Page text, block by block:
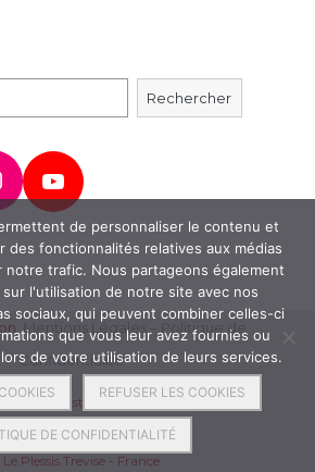
Rechercher
Mentions Légales
Politique de
Confidentialité
info@vizstation.com
06 45 51 63 30
Le Plessis Trevise - France
de personnaliser le contenu et
des fonctionnalités relatives aux médias
notre trafic. Nous partageons également
l'utilisation de notre site avec nos
sociaux, qui peuvent combiner celles-ci
que vous leur avez fournies ou
de votre utilisation de leurs services.
REFUSER LES COOKIES
DE CONFIDENTIALITÉ